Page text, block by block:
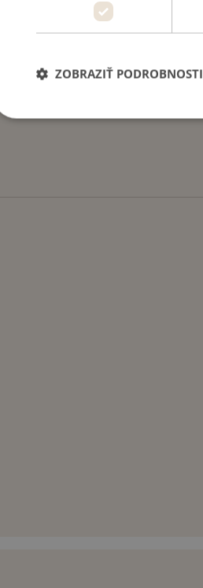
ZOBRAZIŤ PODROBNOSTI